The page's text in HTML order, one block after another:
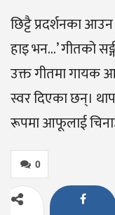
छिट्टै प्रदर्शनका
हाइ भन…’ गीतको
उक्त गीतमा गायक
स्वर दिएका छन्।
रूपमा आफूलाई
0